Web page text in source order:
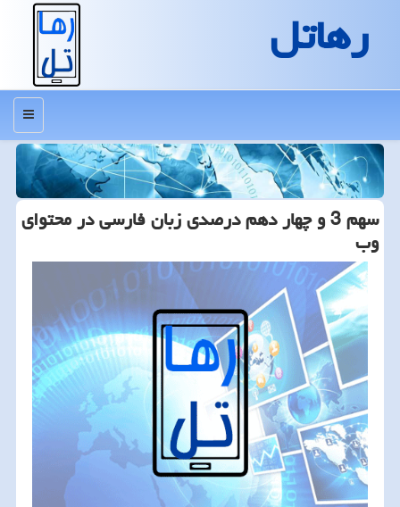
رهاتل
منو
سهم 3 و چهار دهم درصدی زبان فارسی در محتوای
وب